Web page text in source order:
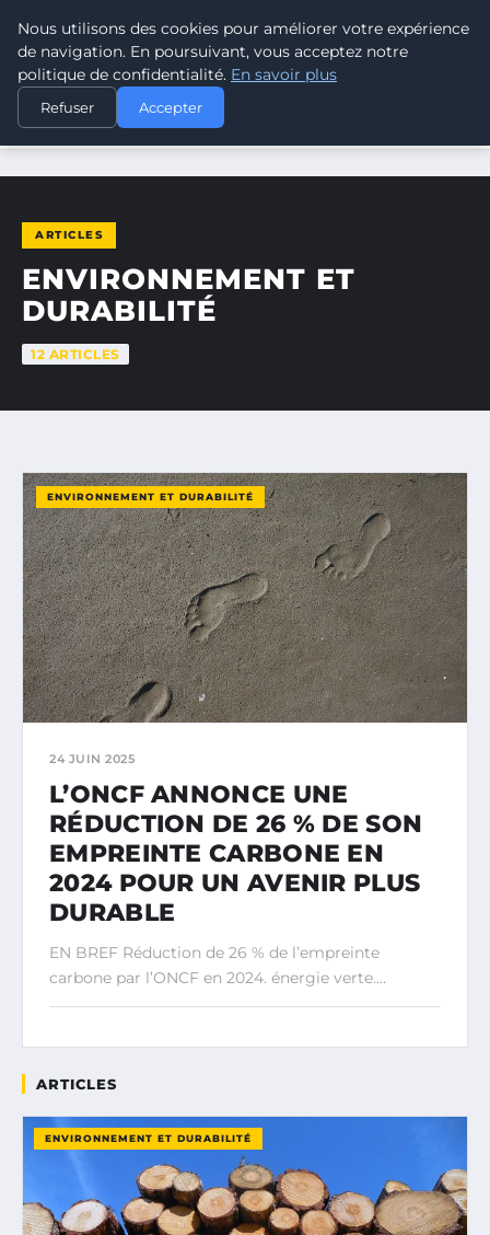
CLIMATE RESPONSE BLOG
ACCUEIL ENVIRONNEMENT ET DURABILITÉ
ARTICLES
ENVIRONNEMENT ET
DURABILITÉ
12 ARTICLES
ENVIRONNEMENT ET DURABILITÉ
24 JUIN 2025
L’ONCF ANNONCE UNE
RÉDUCTION DE 26 % DE SON
EMPREINTE CARBONE EN
2024 POUR UN AVENIR PLUS
DURABLE
EN BREF Réduction de 26 % de l’empreinte
carbone par l’ONCF en 2024. énergie verte.…
ARTICLES
ENVIRONNEMENT ET DURABILITÉ
Nous utilisons des cookies pour améliorer votre expérience
de navigation. En poursuivant, vous acceptez notre
politique de confidentialité. En savoir plus
Refuser Accepter